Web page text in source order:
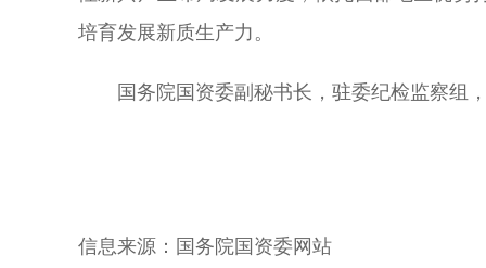
培育发展新质生产力。
国务院国资委副秘书长，驻委纪检监察组
信息来源： 国务院国资委网站